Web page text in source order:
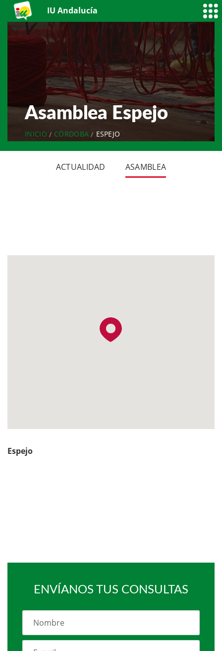
IU Andalucía
Asamblea Espejo
INICIO CÓRDOBA ESPEJO
ACTUALIDAD ASAMBLEA
Espejo
ENVÍANOS TUS CONSULTAS